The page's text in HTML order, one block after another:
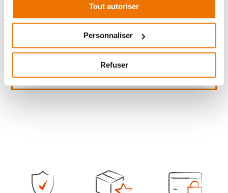
Tout autoriser
Personnaliser
Refuser